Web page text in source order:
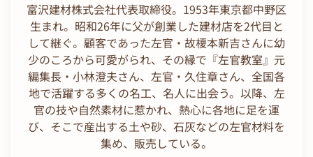
富沢建材株式会社代表取締役。1953年東京都中野区
生まれ。昭和26年に父が創業した建材店を2代目と
して継ぐ。顧客であった左官・故榎本新吉さんに幼
少のころから可愛がられ、その縁で『左官教室』元
編集長・小林澄夫さん、左官・久住章さん、全国各
地で活躍する多くの名工、名人に出会う。以降、左
官の技や自然素材に惹かれ、熱心に各地に足を運
び、そこで産出する土や砂、石灰などの左官材料を
集め、販売している。